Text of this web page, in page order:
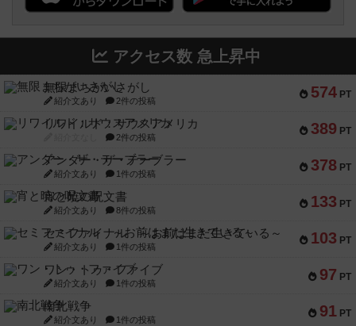
アクセス数 急上昇中
574 PT
無限まちがいさがし
紹介文あり 2件の投稿
389 PT
リワイルド：サウスアメリカ
2件の投稿
378 PT
アンダー・ザ・テーブラー
紹介文あり 1件の投稿
133 PT
宵と暁の呪文書
紹介文あり 8件の投稿
103 PT
セミファイナル ～お前はまだ生きている～
紹介文あり 1件の投稿
97 PT
ワン・トゥ・ファイブ
紹介文あり 1件の投稿
91 PT
南北戦争
紹介文あり 1件の投稿